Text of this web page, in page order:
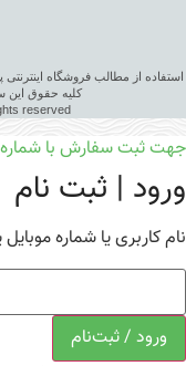
استفاده از مطالب فروشگاه
کلیه حقوق این
reserved
جهت ثبت سفارش با شماره
ورود | ثبت نام
نام کاربری یا شماره
ورود / ثبت‌نام